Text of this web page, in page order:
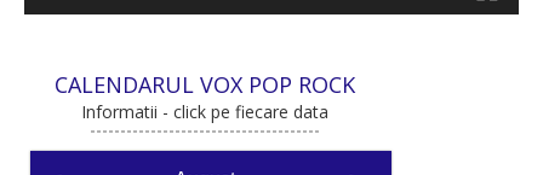
CALENDARUL VOX POP ROCK
Informatii - click pe fiecare data